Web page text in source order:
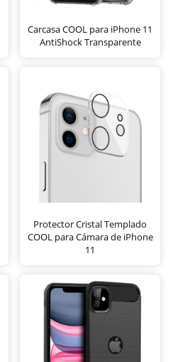
Carcasa COOL para iPhone 11
AntiShock Transparente
Protector Cristal Templado
COOL para Cámara de iPhone
11